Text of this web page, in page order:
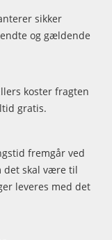
sikker
og gældende
koster fragten
gratis.
fremgår ved
det skal være til
leveres med det